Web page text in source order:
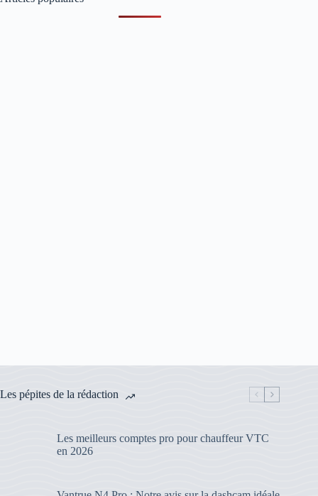
Les pépites de la rédaction
Les meilleurs comptes pro pour chauffeur VTC
en 2026